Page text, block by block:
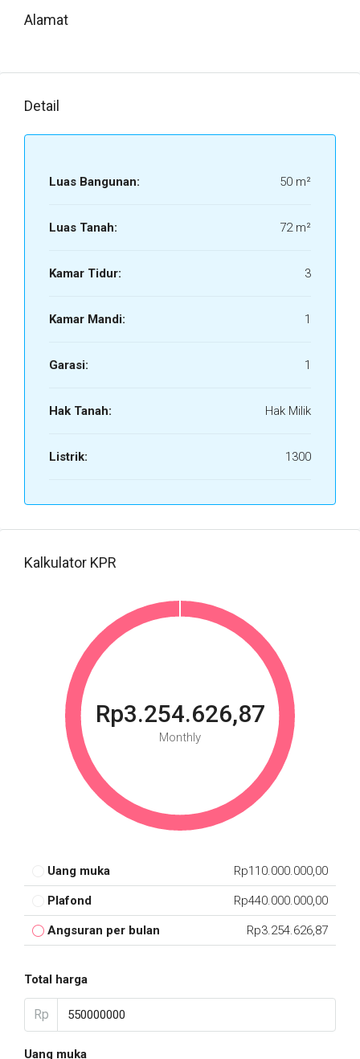
Alamat
Detail
Luas Bangunan: 50 m²
Luas Tanah: 72 m²
Kamar Tidur: 3
Kamar Mandi: 1
Garasi: 1
Hak Tanah: Hak Milik
Listrik: 1300
Kalkulator KPR
Rp3.254.626,87
Monthly
Uang muka Rp110.000.000,00
Plafond Rp440.000.000,00
Angsuran per bulan Rp3.254.626,87
Total harga
Rp
Uang muka